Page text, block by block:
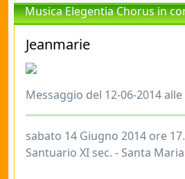
Musica Elegentia Chorus in
Jeanmarie
Messaggio del 12-06-2014
sabato 14 Giugno 2014 ore
Santuario XI sec. - Santa